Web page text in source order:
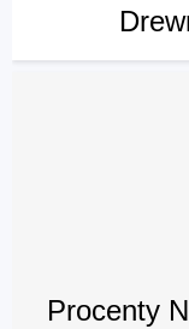
Procenty